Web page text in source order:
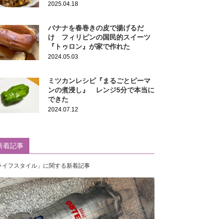
2025.04.18
バナナを春巻きの皮で揚げるだ
け フィリピンの国民的スイーツ
『トゥロン』が家で作れた
2024.05.03
ミツカンレシピ『まるごとピーマ
ンの煮浸し』 レンジ5分で本当に
できた
2024.07.12
着記事
イフスタイル」に関する新着記事